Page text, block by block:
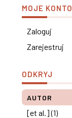
MOJE KONTO
Zaloguj
Zarejestruj
ODKRYJ
AUTOR
[et al.] (1)